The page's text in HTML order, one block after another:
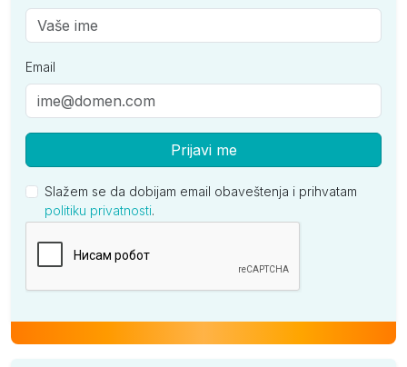
Email
Prijavi me
Slažem se da dobijam email obaveštenja i prihvatam
politiku privatnosti.